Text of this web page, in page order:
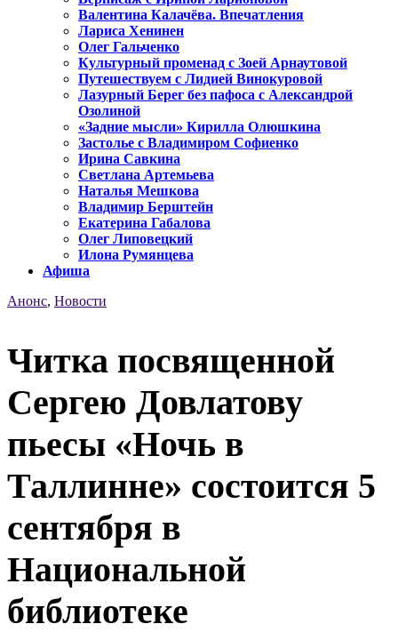
Валентина Калачёва. Впечатления
Лариса Хенинен
Олег Гальченко
Культурный променад с Зоей Арнаутовой
Путешествуем с Лидией Винокуровой
Лазурный Берег без пафоса с Александрой
Озолиной
«Задние мысли» Кирилла Олюшкина
Застолье с Владимиром Софиенко
Ирина Савкина
Светлана Артемьева
Наталья Мешкова
Владимир Берштейн
Екатерина Габалова
Олег Липовецкий
Илона Румянцева
Афиша
Анонс, Новости
Читка посвященной
Сергею Довлатову
пьесы «Ночь в
Таллинне» состоится 5
сентября в
Национальной
библиотеке